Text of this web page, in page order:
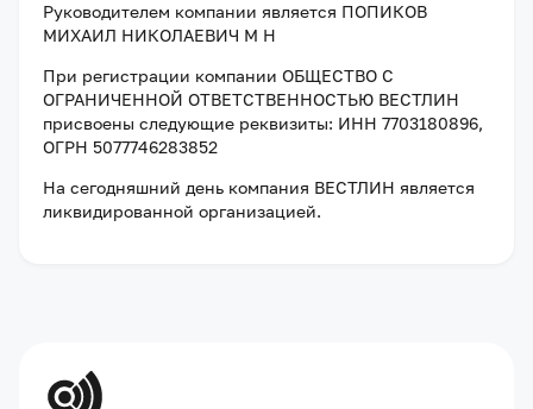
Руководителем компании является ПОПИКОВ
МИХАИЛ НИКОЛАЕВИЧ М Н
При регистрации компании ОБЩЕСТВО С
ОГРАНИЧЕННОЙ ОТВЕТСТВЕННОСТЬЮ ВЕСТЛИН
присвоены следующие реквизиты: ИНН 7703180896,
ОГРН 5077746283852
На сегодняшний день компания ВЕСТЛИН является
ликвидированной организацией.